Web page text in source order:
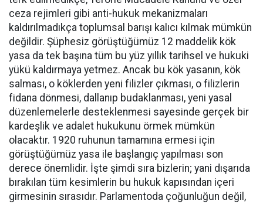
ceza rejimleri gibi anti-hukuk mekanizmaları
kaldırılmadıkça toplumsal barışı kalıcı kılmak mümkün
değildir. Şüphesiz görüştüğümüz 12 maddelik kök
yasa da tek başına tüm bu yüz yıllık tarihsel ve hukuki
yükü kaldırmaya yetmez. Ancak bu kök yasanın, kök
salması, o köklerden yeni filizler çıkması, o filizlerin
fidana dönmesi, dallanıp budaklanması, yeni yasal
düzenlemelerle desteklenmesi sayesinde gerçek bir
kardeşlik ve adalet hukukunu örmek mümkün
olacaktır. 1920 ruhunun tamamına ermesi için
görüştüğümüz yasa ile başlangıç yapılması son
derece önemlidir. İşte şimdi sıra bizlerin; yani dışarıda
bırakılan tüm kesimlerin bu hukuk kapısından içeri
girmesinin sırasıdır. Parlamentoda çoğunluğun değil,